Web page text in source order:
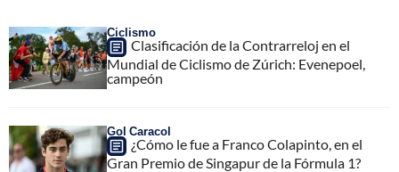
Ciclismo
Clasificación de la Contrarreloj en el
Mundial de Ciclismo de Zúrich: Evenepoel,
campeón
Gol Caracol
¿Cómo le fue a Franco Colapinto, en el
Gran Premio de Singapur de la Fórmula 1?